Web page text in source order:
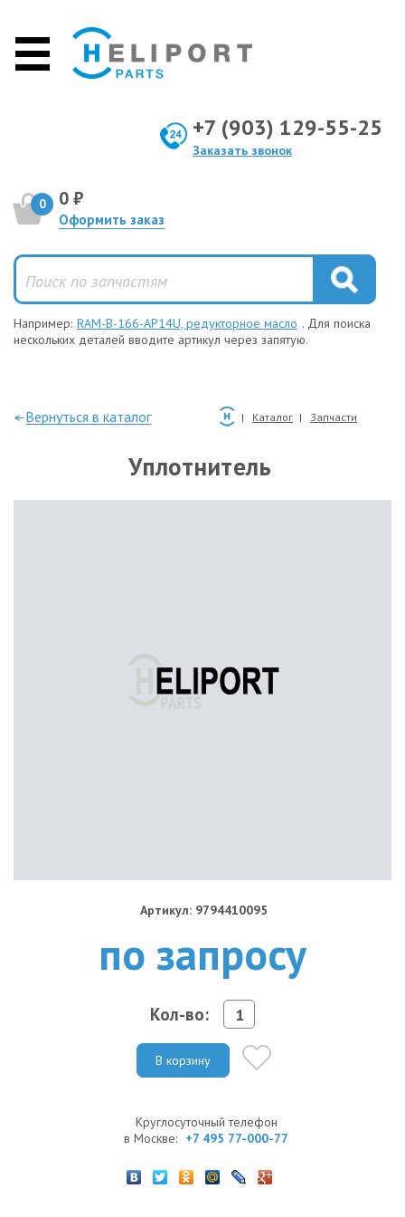
+7 (903) 129-55-25
Заказать звонок
0 0 ₽
Оформить заказ
Например: RAM-B-166-AP14U, редукторное масло . Для поиска
нескольких деталей вводите артикул через запятую.
—Вернуться в каталог Каталог Запчасти
Уплотнитель
Артикул: 9794410095
по запросу
Кол-во:
В корзину
Круглосуточный телефон
в Москве: +7 495 77-000-77